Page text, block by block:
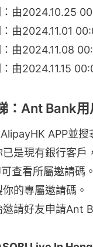
由2024.10.25
由2024.11.01
由2024.11.08
由2024.11.15
：Ant Bank用
APP並搜
已是現有銀行客戶
查看所屬邀請碼。
的專屬邀請碼。
邀請好友申請Ant